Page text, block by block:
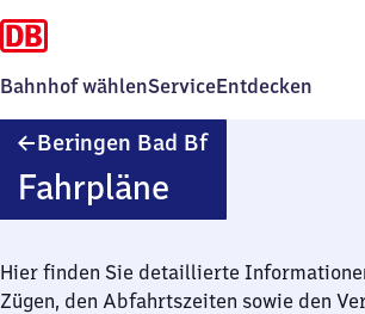
Bahnhof wählenServiceEntdecken
Beringen Bad BfBeringen
Fahrpläne
Hier finden Sie detaillierte
Zügen, den Abfahrtszeiten sowie den